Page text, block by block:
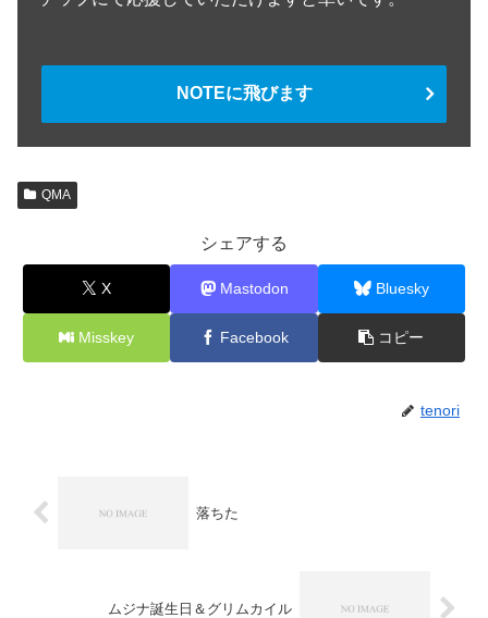
NOTEに飛びます
QMA
シェアする
X Mastodon Bluesky
Misskey Facebook コピー
tenori
落ちた
ムジナ誕生日＆グリムカイル